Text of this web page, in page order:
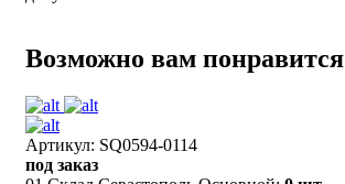
Возможно вам понравится
Артикул: SQ0594-0114
под заказ